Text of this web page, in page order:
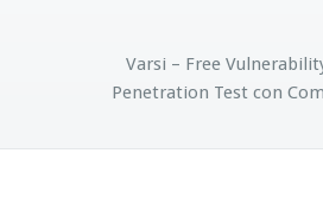
Varsi – Free
Penetration Test con